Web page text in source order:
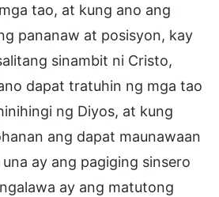
tao, at kung ano ang
pananaw at posisyon, kay
sinambit ni Cristo,
dapat tratuhin ng mga tao
ng Diyos, at kung
ang dapat maunawaan
ay ang pagiging sinsero
ay ang matutong